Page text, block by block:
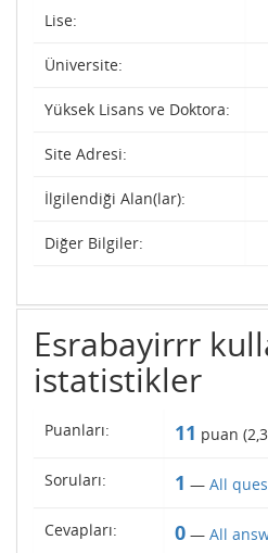
Lise:
Üniversite:
Yüksek Lisans ve Doktora:
Site Adresi:
İlgilendiği Alan(lar):
Diğer Bilgiler:
Esrabayirrr
istatistikler
Puanları: 11 puan (
Soruları: 1 — All
Cevapları: 0 — All